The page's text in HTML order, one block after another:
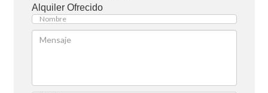
Alquiler Ofrecido